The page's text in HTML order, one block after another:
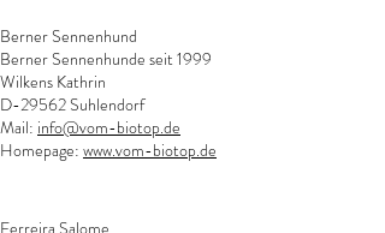
Berner Sennenhund
Berner Sennenhunde seit 1999
Wilkens Kathrin
D-29562 Suhlendorf
Mail: info@vom-biotop.de
Homepage: www.vom-biotop.de
Ferreira Salome